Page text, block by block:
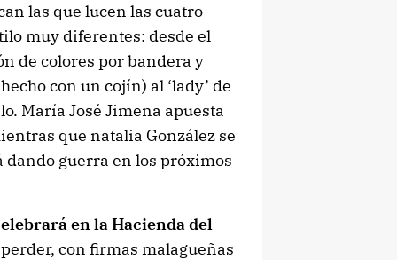
las que lucen las cuatro
muy diferentes: desde el
de colores por bandera y
con un cojín) al ‘lady’ de
María José Jimena apuesta
que natalia González se
guerra en los próximos
en la Hacienda del
con firmas malagueñas